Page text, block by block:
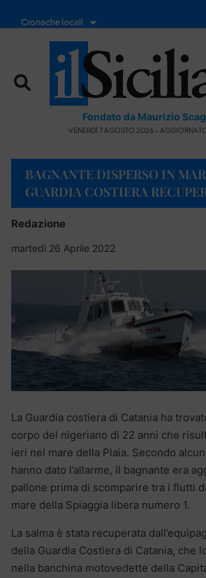
Cronache locali
Fondato da Maurizio
VENERDÌ 7 AGOSTO 2026 -
BAGNANTE DISPERSO IN
GUARDIA COSTIERA
Redazione
martedì 26 Aprile 2022
La Guardia costiera di Catania ha
corpo del nigeriano di 22 anni che
ieri nel mare della Plaia. Secondo
hanno dato l’allarme, il bagnante era
pallone prima di scomparire tra i flutti
mare della Spiaggia libera numero 1.
La salma è stata recuperata
della Guardia Costiera di Catania, che
nella banchina motovedette della